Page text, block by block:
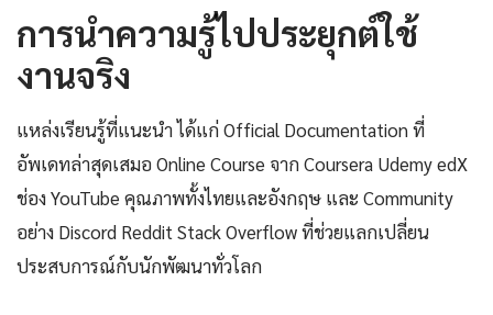
การนำความรู้ไปประยุกต์ใช้
งานจริง
แหล่งเรียนรู้ที่แนะนำ ได้แก่ Official Documentation ที่
อัพเดทล่าสุดเสมอ Online Course จาก Coursera Udemy edX
ช่อง YouTube คุณภาพทั้งไทยและอังกฤษ และ Community
อย่าง Discord Reddit Stack Overflow ที่ช่วยแลกเปลี่ยน
ประสบการณ์กับนักพัฒนาทั่วโลก